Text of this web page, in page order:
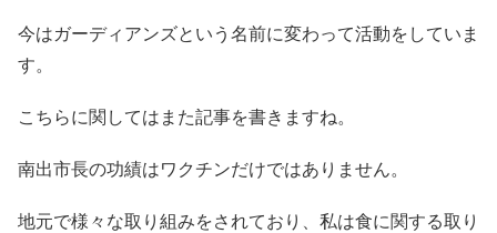
今はガーディアンズという名前に変わって活動をしていま
す。
こちらに関してはまた記事を書きますね。
南出市長の功績はワクチンだけではありません。
地元で様々な取り組みをされており、私は食に関する取り